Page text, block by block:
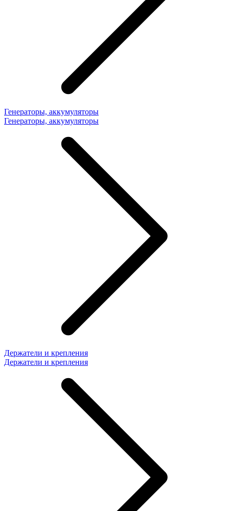
Генераторы, аккумуляторы
Генераторы, аккумуляторы
Держатели и крепления
Держатели и крепления